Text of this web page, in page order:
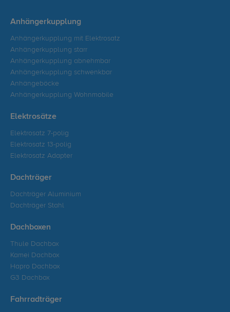
Anhängerkupplung
Anhängerkupplung mit Elektrosatz
Anhängerkupplung starr
Anhängerkupplung abnehmbar
Anhängerkupplung schwenkbar
Anhängeböcke
Anhängerkupplung Wohnmobile
Elektrosätze
Elektrosatz 7-polig
Elektrosatz 13-polig
Elektrosatz Adapter
Dachträger
Dachträger Aluminium
Dachträger Stahl
Dachboxen
Thule Dachbox
Kamei Dachbox
Hapro Dachbox
G3 Dachbox
Fahrradträger